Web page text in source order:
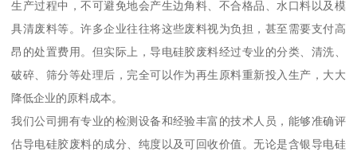
生产过程中，不可避免地会产生边角料、不合格品、水口料以及模
具清废料等。许多企业往往将这些废料视为负担，甚至需要支付高
昂的处置费用。但实际上，导电硅胶废料经过专业的分类、清洗、
破碎、筛分等处理后，完全可以作为再生原料重新投入生产，大大
降低企业的原料成本。
我们公司拥有专业的检测设备和经验丰富的技术人员，能够准确评
估导电硅胶废料的成分、纯度以及可回收价值。无论是含银导电硅